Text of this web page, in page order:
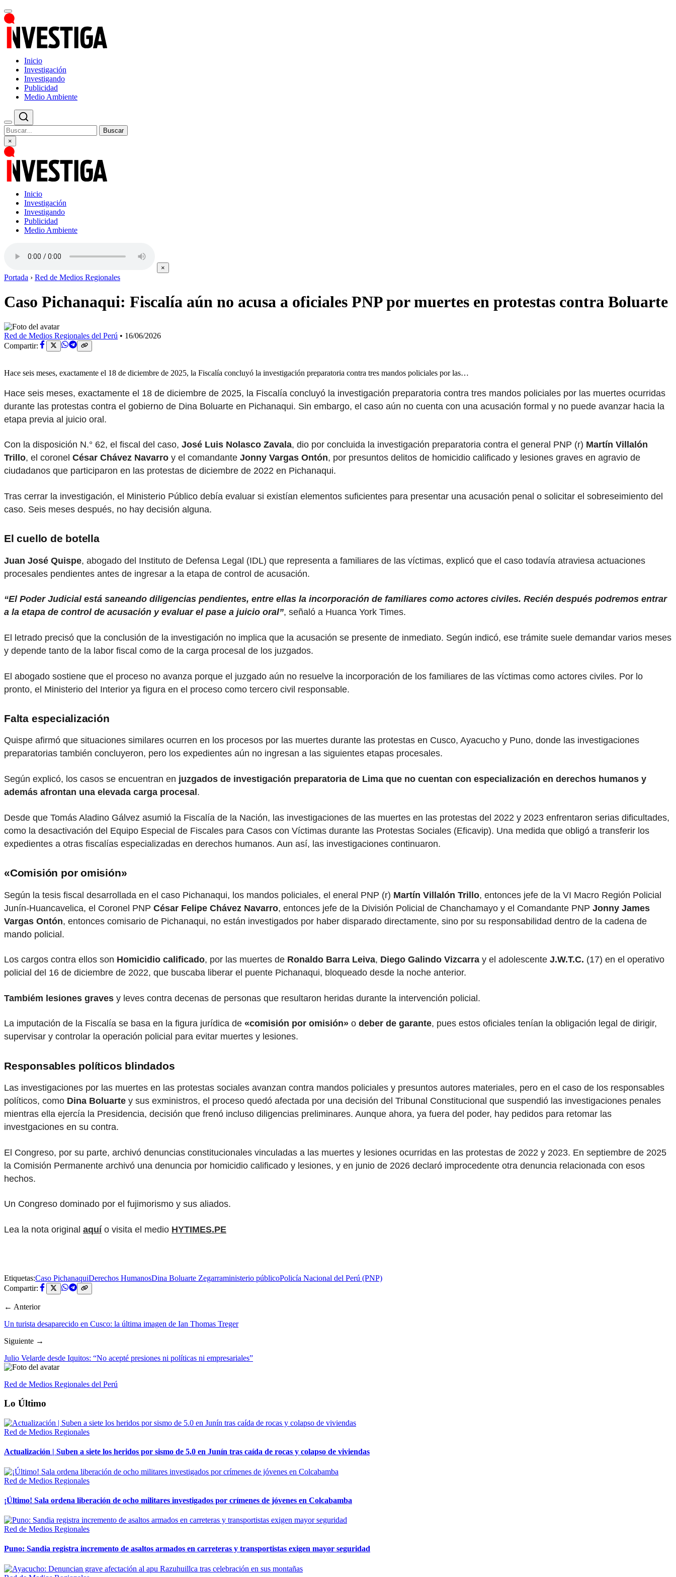
Inicio
Investigación
Investigando
Publicidad
Medio Ambiente
Buscar
×
Inicio
Investigación
Investigando
Publicidad
Medio Ambiente
×
Portada › Red de Medios Regionales
Caso Pichanaqui: Fiscalía aún no acusa a oficiales PNP por muertes en protestas contra Boluarte
Red de Medios Regionales del Perú • 16/06/2026
Compartir:
Hace seis meses, exactamente el 18 de diciembre de 2025, la Fiscalía concluyó la investigación preparatoria contra tres mandos policiales por las…
Hace seis meses, exactamente el 18 de diciembre de 2025, la Fiscalía concluyó la investigación preparatoria contra tres mandos policiales por las muertes ocurridas
durante las protestas contra el gobierno de Dina Boluarte en Pichanaqui. Sin embargo, el caso aún no cuenta con una acusación formal y no puede avanzar hacia la
etapa previa al juicio oral.
Con la disposición N.° 62, el fiscal del caso, José Luis Nolasco Zavala, dio por concluida la investigación preparatoria contra el general PNP (r) Martín Villalón
Trillo, el coronel César Chávez Navarro y el comandante Jonny Vargas Ontón, por presuntos delitos de homicidio calificado y lesiones graves en agravio de
ciudadanos que participaron en las protestas de diciembre de 2022 en Pichanaqui.
Tras cerrar la investigación, el Ministerio Público debía evaluar si existían elementos suficientes para presentar una acusación penal o solicitar el sobreseimiento del
caso. Seis meses después, no hay decisión alguna.
El cuello de botella
Juan José Quispe, abogado del Instituto de Defensa Legal (IDL) que representa a familiares de las víctimas, explicó que el caso todavía atraviesa actuaciones
procesales pendientes antes de ingresar a la etapa de control de acusación.
“El Poder Judicial está saneando diligencias pendientes, entre ellas la incorporación de familiares como actores civiles. Recién después podremos entrar
a la etapa de control de acusación y evaluar el pase a juicio oral”, señaló a Huanca York Times.
El letrado precisó que la conclusión de la investigación no implica que la acusación se presente de inmediato. Según indicó, ese trámite suele demandar varios meses
y depende tanto de la labor fiscal como de la carga procesal de los juzgados.
El abogado sostiene que el proceso no avanza porque el juzgado aún no resuelve la incorporación de los familiares de las víctimas como actores civiles. Por lo
pronto, el Ministerio del Interior ya figura en el proceso como tercero civil responsable.
Falta especialización
Quispe afirmó que situaciones similares ocurren en los procesos por las muertes durante las protestas en Cusco, Ayacucho y Puno, donde las investigaciones
preparatorias también concluyeron, pero los expedientes aún no ingresan a las siguientes etapas procesales.
Según explicó, los casos se encuentran en juzgados de investigación preparatoria de Lima que no cuentan con especialización en derechos humanos y
además afrontan una elevada carga procesal .
Desde que Tomás Aladino Gálvez asumió la Fiscalía de la Nación, las investigaciones de las muertes en las protestas del 2022 y 2023 enfrentaron serias dificultades,
como la desactivación del Equipo Especial de Fiscales para Casos con Víctimas durante las Protestas Sociales (Eficavip). Una medida que obligó a transferir los
expedientes a otras fiscalías especializadas en derechos humanos. Aun así, las investigaciones continuaron.
«Comisión por omisión»
Según la tesis fiscal desarrollada en el caso Pichanaqui, los mandos policiales, el eneral PNP (r) Martín Villalón Trillo, entonces jefe de la VI Macro Región Policial
Junín-Huancavelica, el Coronel PNP César Felipe Chávez Navarro, entonces jefe de la División Policial de Chanchamayo y el Comandante PNP Jonny James
Vargas Ontón, entonces comisario de Pichanaqui, no están investigados por haber disparado directamente, sino por su responsabilidad dentro de la cadena de
mando policial.
Los cargos contra ellos son Homicidio calificado, por las muertes de Ronaldo Barra Leiva, Diego Galindo Vizcarra y el adolescente J.W.T.C. (17) en el operativo
policial del 16 de diciembre de 2022, que buscaba liberar el puente Pichanaqui, bloqueado desde la noche anterior.
Tambiém lesiones graves y leves contra decenas de personas que resultaron heridas durante la intervención policial.
La imputación de la Fiscalía se basa en la figura jurídica de «comisión por omisión» o deber de garante, pues estos oficiales tenían la obligación legal de dirigir,
supervisar y controlar la operación policial para evitar muertes y lesiones.
Responsables políticos blindados
Las investigaciones por las muertes en las protestas sociales avanzan contra mandos policiales y presuntos autores materiales, pero en el caso de los responsables
políticos, como Dina Boluarte y sus exministros, el proceso quedó afectada por una decisión del Tribunal Constitucional que suspendió las investigaciones penales
mientras ella ejercía la Presidencia, decisión que frenó incluso diligencias preliminares. Aunque ahora, ya fuera del poder, hay pedidos para retomar las
investgaciones en su contra.
El Congreso, por su parte, archivó denuncias constitucionales vinculadas a las muertes y lesiones ocurridas en las protestas de 2022 y 2023. En septiembre de 2025
la Comisión Permanente archivó una denuncia por homicidio calificado y lesiones, y en junio de 2026 declaró improcedente otra denuncia relacionada con esos
hechos.
Un Congreso dominado por el fujimorismo y sus aliados.
Lea la nota original aquí o visita el medio HYTIMES.PE
Etiquetas:Caso PichanaquiDerechos HumanosDina Boluarte Zegarraministerio públicoPolicía Nacional del Perú (PNP)
Compartir:
← Anterior
Un turista desaparecido en Cusco: la última imagen de Ian Thomas Treger
Siguiente →
Julio Velarde desde Iquitos: “No acepté presiones ni políticas ni empresariales”
Red de Medios Regionales del Perú
Lo Último
Red de Medios Regionales
Actualización | Suben a siete los heridos por sismo de 5.0 en Junín tras caída de rocas y colapso de viviendas
Red de Medios Regionales
¡Último! Sala ordena liberación de ocho militares investigados por crímenes de jóvenes en Colcabamba
Red de Medios Regionales
Puno: Sandia registra incremento de asaltos armados en carreteras y transportistas exigen mayor seguridad